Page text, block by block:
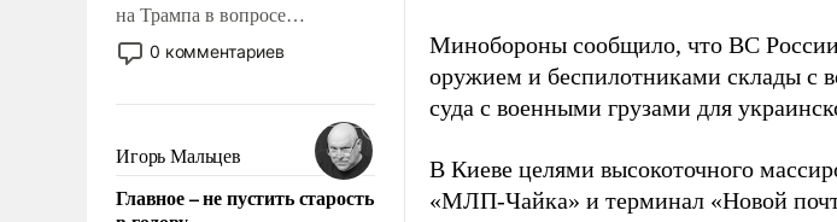
на Трампа в вопросе
предоставления вооружений
своим нанимателям. Вероятно,
консультирует Киев, пришла в
голову мысль: хорошо бы
продемонстрировать, что
Украина вступила в
0 комментариев
Игорь Мальцев
Главное – не пустить старость
Минобороны сообщило, что ВС России
оружием и беспилотниками склады с
суда с военными грузами для
В Киеве целями высокоточного
«МЛП-Чайка» и терминал «Новой